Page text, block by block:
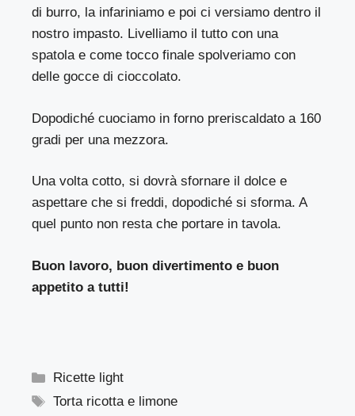
di burro, la infariniamo e poi ci versiamo dentro il
nostro impasto. Livelliamo il tutto con una
spatola e come tocco finale spolveriamo con
delle gocce di cioccolato.
Dopodiché cuociamo in forno preriscaldato a 160
gradi per una mezzora.
Una volta cotto, si dovrà sfornare il dolce e
aspettare che si freddi, dopodiché si sforma. A
quel punto non resta che portare in tavola.
Buon lavoro, buon divertimento e buon
appetito a tutti!
Categorie
Ricette light
Tag
Torta ricotta e limone